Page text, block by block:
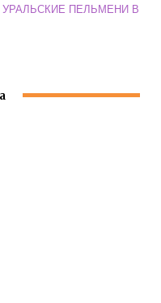
ПЕЛЬМЕНИ В